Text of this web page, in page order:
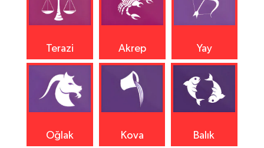
Terazi Akrep Yay
Oğlak Kova Balık